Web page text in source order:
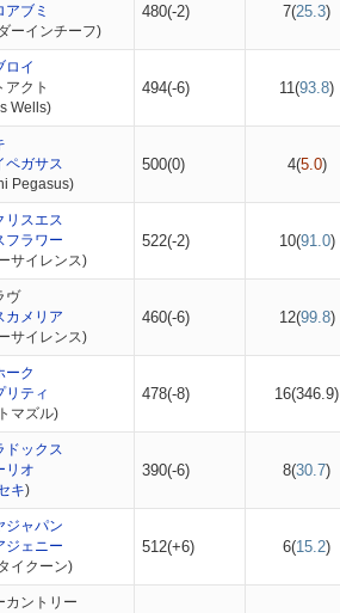
アブミ
ーインチーフ)
480(-2) 7(25.3)
ロイ
アクト
Wells)
494(-6) 11(93.8)
ペガサス
Pegasus)
500(0) 4(5.0)
リスエス
フラワー
サイレンス)
522(-2) 10(91.0)
ヴ
カメリア
サイレンス)
460(-6) 12(99.8)
ーク
リティ
マズル)
478(-8) 16(346.9)
ドックス
リオ
キ)
390(-6) 8(30.7)
ジャパン
ジェニー
イクーン)
512(+6) 6(15.2)
カントリー